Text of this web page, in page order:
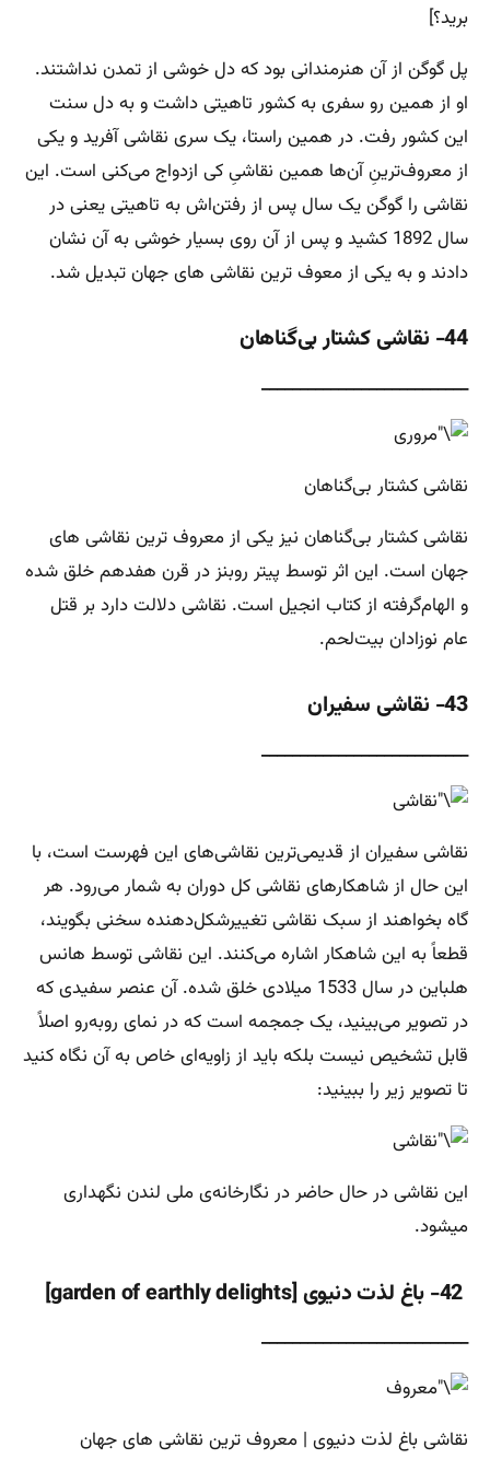
برید؟]
پل گوگن از آن هنرمندانی بود که دل خوشی از تمدن نداشتند.
او از همین رو سفری به کشور تاهیتی داشت و به دل سنت
این کشور رفت. در همین راستا، یک سری نقاشی آفرید و یکی
از معروف‌ترینِ آن‌ها همین نقاشیِ کی ازدواج می‌کنی است. این
نقاشی را گوگن یک سال پس از رفتن‌اش به تاهیتی یعنی در
سال 1892 کشید و پس از آن روی بسیار خوشی به آن نشان
دادند و به یکی از معوف ترین نقاشی های جهان تبدیل شد.
44- نقاشی کشتار بی‌گناهان
___________________________
نقاشی کشتار بی‌گناهان
نقاشی کشتار بی‌گناهان نیز یکی از معروف ترین نقاشی های
جهان است. این اثر توسط پیتر روبنز در قرن هفدهم خلق شده
و الهام‌گرفته از کتاب انجیل است. نقاشی دلالت دارد بر قتل
عام نوزادان بیت‌لحم.
43- نقاشی سفیران
___________________________
نقاشی سفیران از قدیمی‌ترین نقاشی‌های این فهرست است، با
این حال از شاهکارهای نقاشی کل دوران به شمار می‌رود. هر
گاه بخواهند از سبک نقاشی تغییرشکل‌دهنده سخنی بگویند،
قطعاً به این شاهکار اشاره می‌کنند. این نقاشی توسط هانس
هلباین در سال 1533 میلادی خلق شده. آن عنصر سفیدی که
در تصویر می‌بینید، یک جمجمه است که در نمای روبه‌رو اصلاً
قابل تشخیص نیست بلکه باید از زاویه‌ای خاص به آن نگاه کنید
تا تصویر زیر را ببینید:
این نقاشی در حال حاضر در نگارخانه‌ی ملی لندن نگهداری
می‎شود.
___________________________
نقاشی باغ لذت دنیوی | معروف ترین نقاشی های جهان